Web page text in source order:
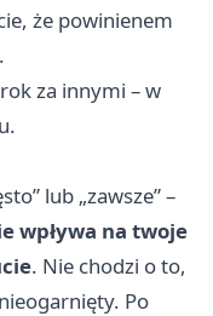
że powinienem
za innymi – w
lub „zawsze” –
wpływa na twoje
. Nie chodzi o to,
Po